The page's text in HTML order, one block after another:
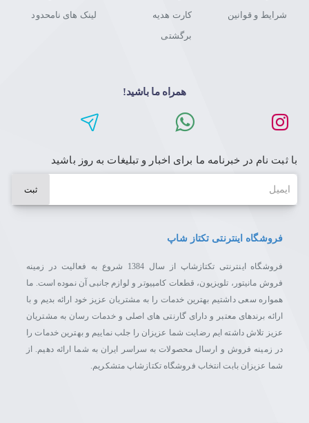
شرایط و قوانین
کارت هدیه
برگشتی
لینک های نامحدود
همراه ما باشید!
با ثبت نام در خبرنامه ما برای اخبار و تبلیغات به روز باشید
ایمیل
ثبت
فروشگاه اینترنتی تکتاز شاپ
فروشگاه اینترنتی تکتازشاپ از سال 1384 شروع به فعالیت در زمینه
فروش مانیتور، تلویزیون، قطعات کامپیوتر و لوازم جانبی آن نموده است. ما
همواره سعی داشتیم بهترین خدمات را به مشتریان عزیز خود ارائه بدیم و با
ارائه برندهای معتبر و دارای گارنتی های اصلی و خدمات رسان به مشتریان
عزیز تلاش داشته ایم رضایت شما عزیزان را جلب نماییم و بهترین خدمات را
در زمینه فروش و ارسال محصولات به سراسر ایران به شما ارائه دهیم. از
شما عزیزان بابت انتخاب فروشگاه تکتازشاپ متشکریم.